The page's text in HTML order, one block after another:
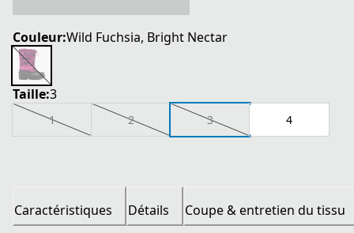
Couleur:Wild Fuchsia, Bright Nectar
Taille:3
1 2 3 4
Caractéristiques Détails Coupe & entretien du tissu